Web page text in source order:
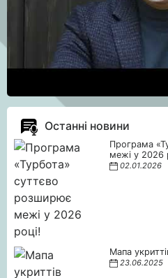
Останні новини
Програма
межі у 2026
02.01.2026
Мапа
23.06.2025